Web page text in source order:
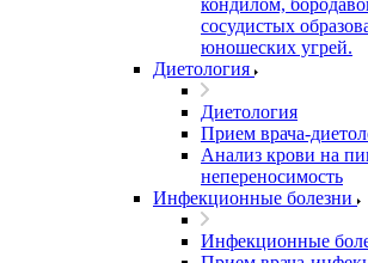
кондилом,
сосудистых
юношеских угрей.
Диетология
Диетология
Прием врача-
Анализ крови на
непереносимость
Инфекционные болезни
Инфекционные